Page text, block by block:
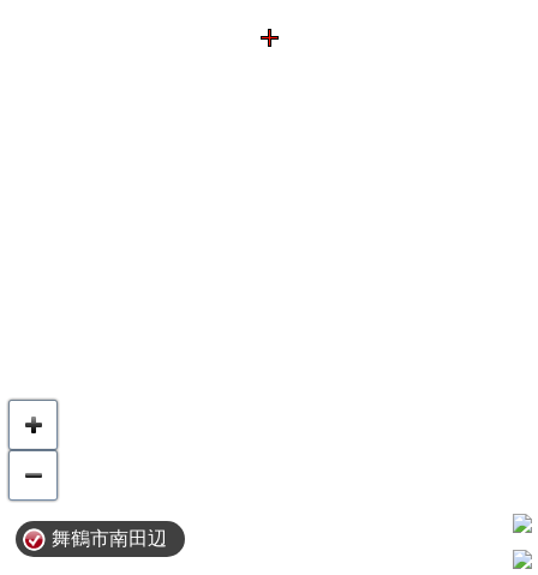
舞鶴市南田辺